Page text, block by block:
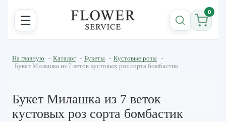
☰ 0
На главную - Каталог - Букеты - Кустовые розы -
Букет Милашка из 7 веток кустовых роз сорта бомбастик
Букет Милашка из 7 веток
кустовых роз сорта бомбастик